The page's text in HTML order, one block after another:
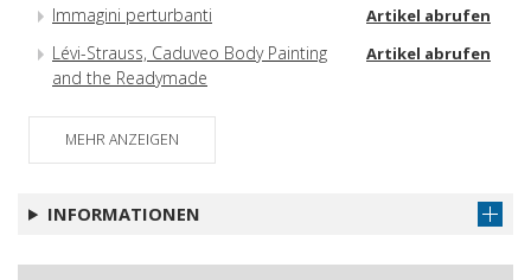
Immagini perturbanti Artikel abrufen
Lévi-Strauss, Caduveo Body Painting
and the Readymade
Artikel abrufen
Magazzino dell'immemoriale
MEHR ANZEIGEN
INFORMATIONEN